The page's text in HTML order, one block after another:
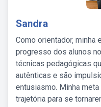
Sandra
Como orientador, minha
progresso dos alunos
técnicas pedagógicas
autênticas e são
entusiasmo. Minha
trajetória para se